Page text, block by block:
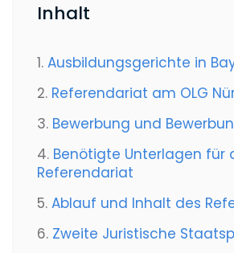
Inhalt
1. Ausbildungsgerichte in
2. Referendariat am OLG
3. Bewerbung und
4. Benötigte Unterlagen für
Referendariat
5. Ablauf und Inhalt des
6. Zweite Juristische